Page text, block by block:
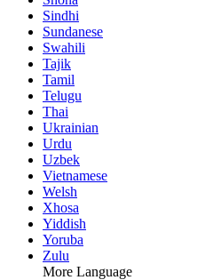
Sindhi
Sundanese
Swahili
Tajik
Tamil
Telugu
Thai
Ukrainian
Urdu
Uzbek
Vietnamese
Welsh
Xhosa
Yiddish
Yoruba
Zulu
More Language